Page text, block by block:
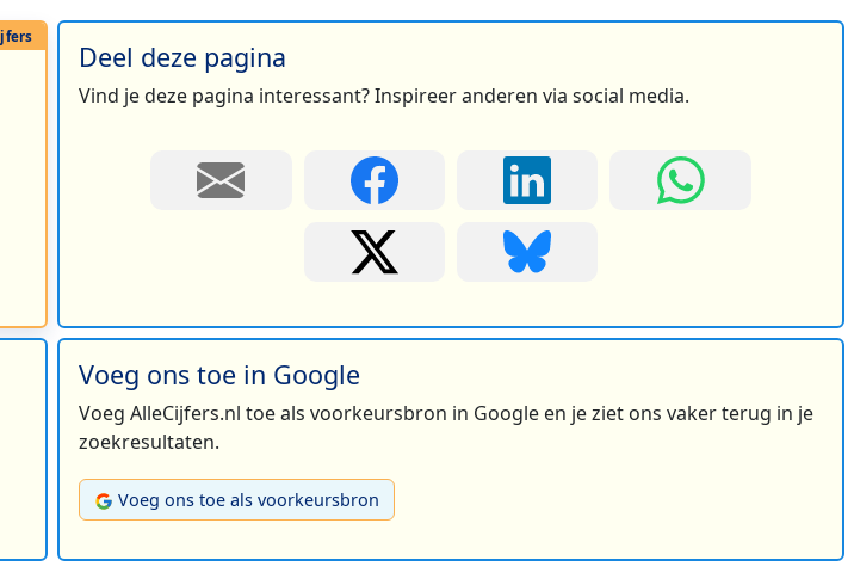
Deel deze pagina
Vind je deze pagina interessant? Inspireer anderen via social media.
Voeg ons toe in Google
Voeg AlleCijfers.nl toe als voorkeursbron in Google en je ziet ons vaker terug in je
zoekresultaten.
Voeg ons toe als voorkeursbron